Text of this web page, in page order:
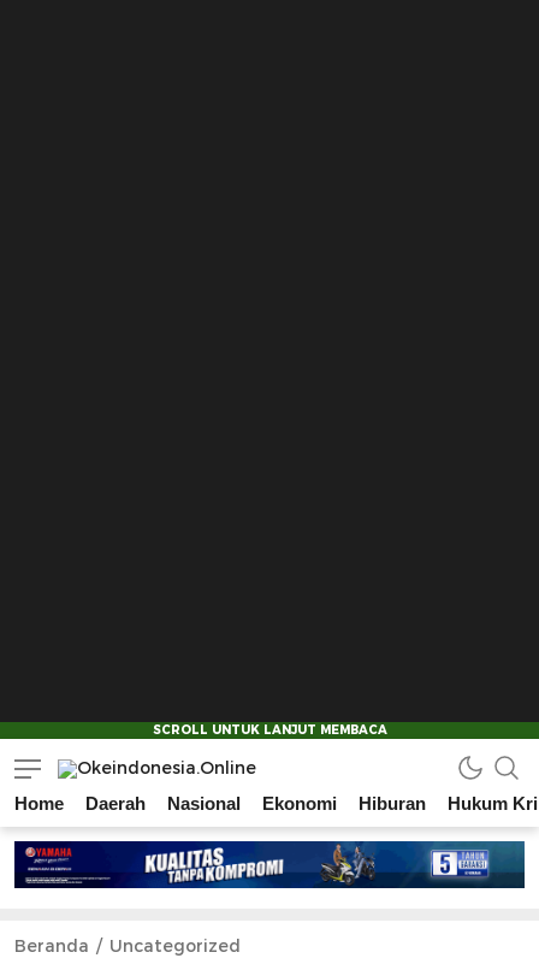
Okeindonesia.Online
Mengonlinekan Indonesia Secara Utuh
Home Daerah Nasional Ekonomi Hiburan Hukum
Beranda Uncategorized